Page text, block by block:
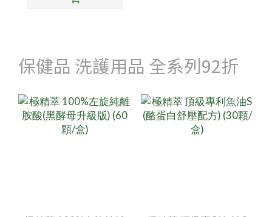
保健品 洗護用品 全系列92折